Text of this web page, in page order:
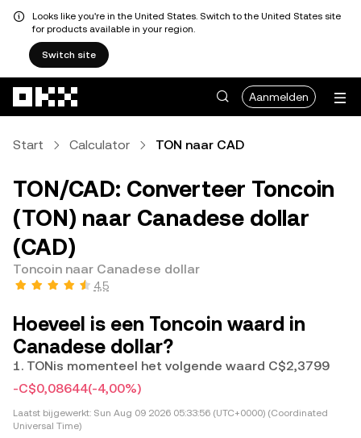
Looks like you're in the United States. Switch to the United States site
for products available in your region.
Switch site
Aanmelden
Start Calculator TON naar CAD
TON/CAD: Converteer Toncoin
(TON) naar Canadese dollar
(CAD)
Toncoin naar Canadese dollar
4,5
Hoeveel is een Toncoin waard in
Canadese dollar?
1. TONis momenteel het volgende waard C$2,3799
-C$0,08644(-4,00%)
Laatst bijgewerkt: Sun Aug 09 2026 05:33:56 (UTC+0000) (Coordinated
Universal Time)